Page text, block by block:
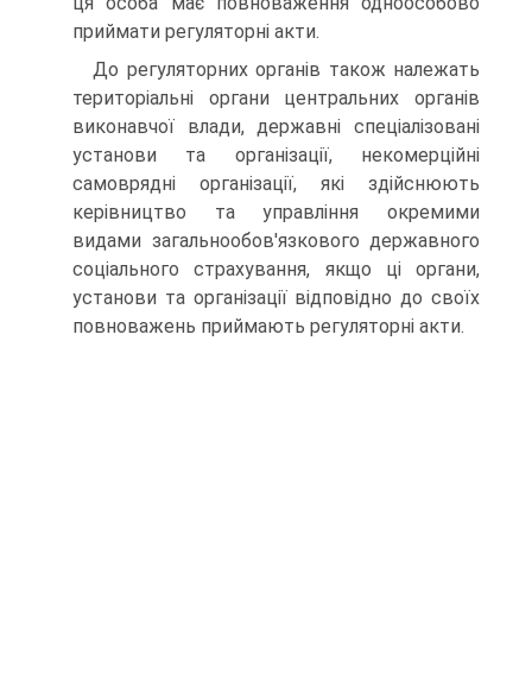
приймати регуляторні акти.
До регуляторних органів також належать
територіальні органи центральних органів
виконавчої влади, державні спеціалізовані
установи та організації, некомерційні
самоврядні організації, які здійснюють
керівництво та управління окремими
видами загальнообов'язкового державного
соціального страхування, якщо ці органи,
установи та організації відповідно до своїх
повноважень приймають регуляторні акти.